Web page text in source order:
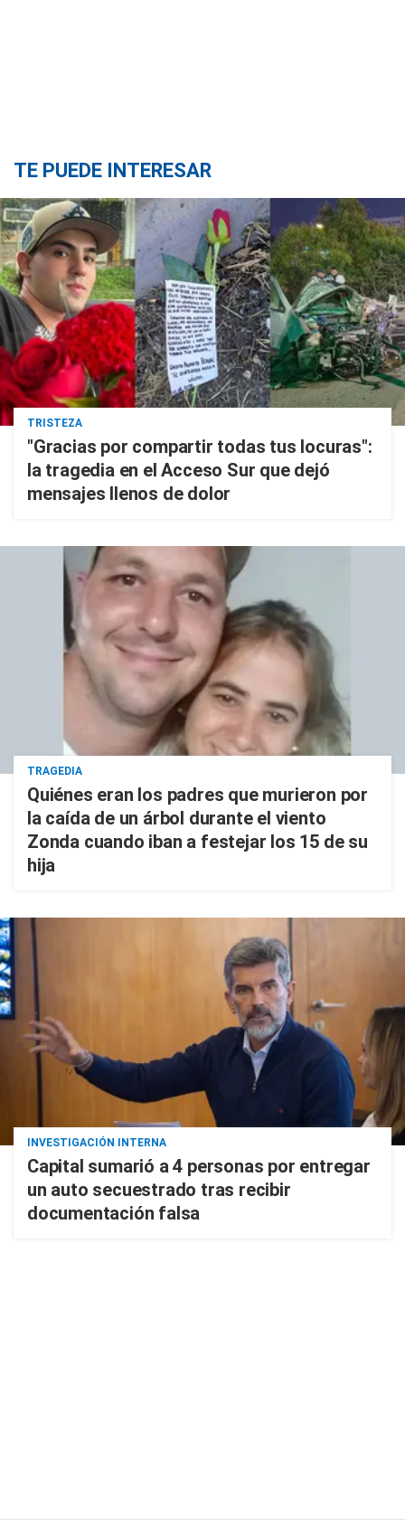
TE PUEDE INTERESAR
TRISTEZA
"Gracias por compartir todas tus locuras":
la tragedia en el Acceso Sur que dejó
mensajes llenos de dolor
TRAGEDIA
Quiénes eran los padres que murieron por
la caída de un árbol durante el viento
Zonda cuando iban a festejar los 15 de su
hija
INVESTIGACIÓN INTERNA
Capital sumarió a 4 personas por entregar
un auto secuestrado tras recibir
documentación falsa